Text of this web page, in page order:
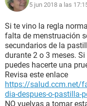
5 jun 2018 a las
Si te vino la regla
falta de menstruación
secundarios de la
durante 2 o 3 meses.
puedes hacerte una
Revisa este enlace
https://salud.ccm.net/
dia-despues-o-pastilla-
NO vuelvas a tomar